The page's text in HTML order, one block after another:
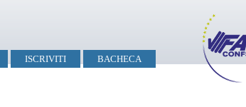
ISCRIVITI
BACHECA